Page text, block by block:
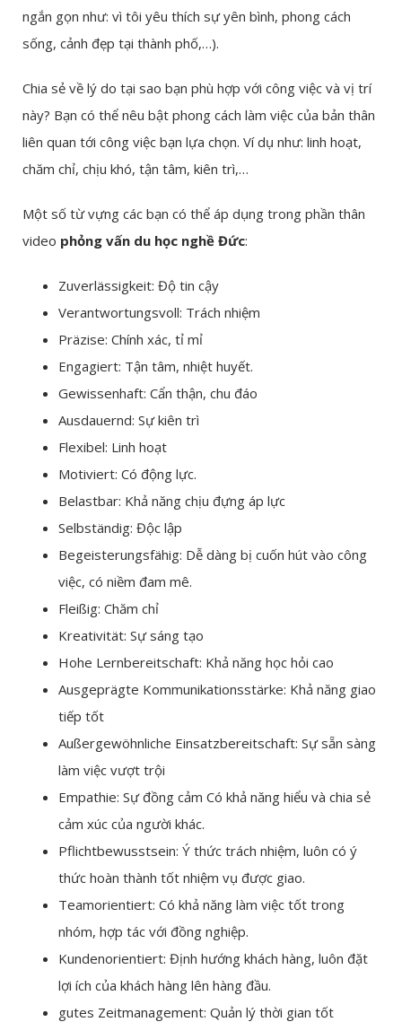
ngắn gọn như: vì tôi yêu thích sự yên bình, phong cách
sống, cảnh đẹp tại thành phố,…).
Chia sẻ về lý do tại sao bạn phù hợp với công việc và vị trí
này? Bạn có thể nêu bật phong cách làm việc của bản thân
liên quan tới công việc bạn lựa chọn. Ví dụ như: linh hoạt,
chăm chỉ, chịu khó, tận tâm, kiên trì,…
Một số từ vựng các bạn có thể áp dụng trong phần thân
video phỏng vấn du học nghề Đức:
Zuverlässigkeit: Độ tin cậy
Verantwortungsvoll: Trách nhiệm
Präzise: Chính xác, tỉ mỉ
Engagiert: Tận tâm, nhiệt huyết.
Gewissenhaft: Cẩn thận, chu đáo
Ausdauernd: Sự kiên trì
Flexibel: Linh hoạt
Motiviert: Có động lực.
Belastbar: Khả năng chịu đựng áp lực
Selbständig: Độc lập
Begeisterungsfähig: Dễ dàng bị cuốn hút vào công
việc, có niềm đam mê.
Fleißig: Chăm chỉ
Kreativität: Sự sáng tạo
Hohe Lernbereitschaft: Khả năng học hỏi cao
Ausgeprägte Kommunikationsstärke: Khả năng giao
tiếp tốt
Außergewöhnliche Einsatzbereitschaft: Sự sẵn sàng
làm việc vượt trội
Empathie: Sự đồng cảm Có khả năng hiểu và chia sẻ
cảm xúc của người khác.
Pflichtbewusstsein: Ý thức trách nhiệm, luôn có ý
thức hoàn thành tốt nhiệm vụ được giao.
Teamorientiert: Có khả năng làm việc tốt trong
nhóm, hợp tác với đồng nghiệp.
Kundenorientiert: Định hướng khách hàng, luôn đặt
lợi ích của khách hàng lên hàng đầu.
gutes Zeitmanagement: Quản lý thời gian tốt